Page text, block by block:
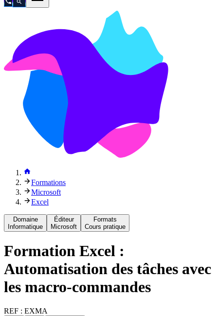
Formations
Microsoft
Excel
Domaine
Informatique
Éditeur
Microsoft
Formats
Cours pratique
Formation Excel :
Automatisation des tâches avec
les macro-commandes
REF : EXMA